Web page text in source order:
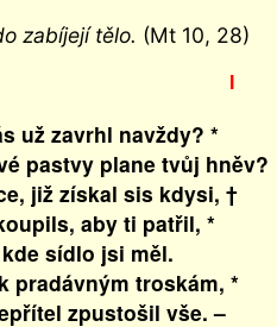
zabíjejí tělo. (Mt 10, 28)
I
už zavrhl navždy? *
pastvy plane tvůj hněv?
již získal sis kdysi, †
aby ti patřil, *
sídlo jsi měl.
pradávným troskám, *
zpustošil vše. –